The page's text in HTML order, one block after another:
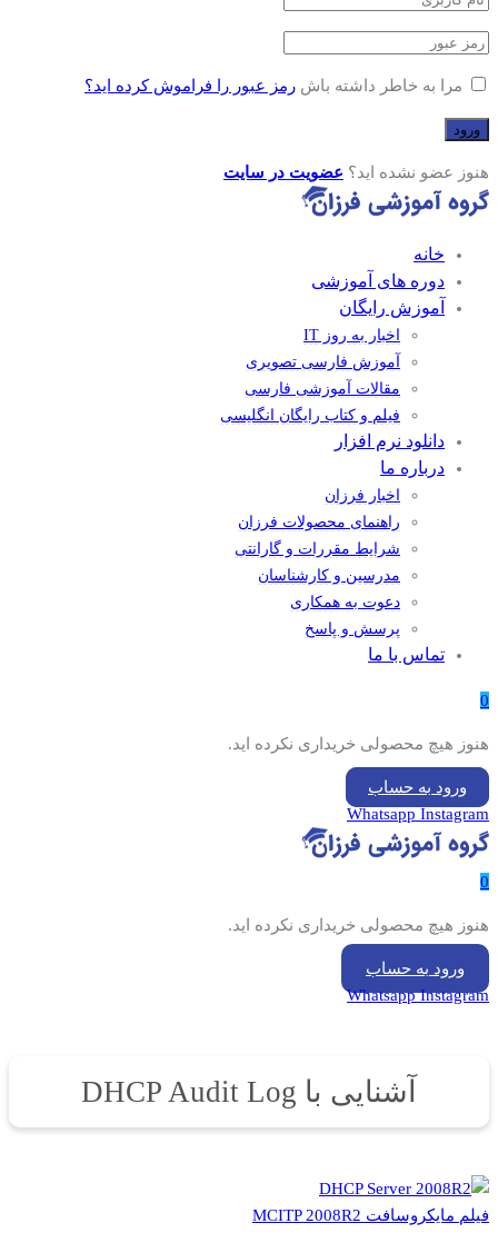
مرا به خاطر داشته باش رمز عبور را فراموش کرده اید؟
هنوز عضو نشده اید؟ عضویت در سایت
خانه
دوره های آموزشی
آموزش رایگان
اخبار به روز IT
آموزش فارسی تصویری
مقالات آموزشی فارسی
فیلم و کتاب رایگان انگلیسی
دانلود نرم افزار
درباره ما
اخبار فرزان
راهنمای محصولات فرزان
شرایط مقررات و گارانتی
مدرسین و کارشناسان
دعوت به همکاری
پرسش و پاسخ
تماس با ما
0
هنوز هیچ محصولی خریداری نکرده اید.
ورود به حساب
Whatsapp Instagram
0
هنوز هیچ محصولی خریداری نکرده اید.
ورود به حساب
Whatsapp Instagram
آشنایی با DHCP Audit Log
فیلم مایکروسافت MCITP 2008R2